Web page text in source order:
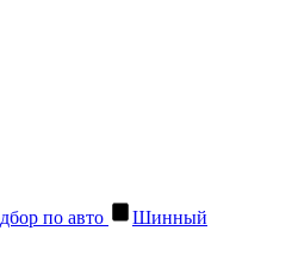
по авто
Шинный